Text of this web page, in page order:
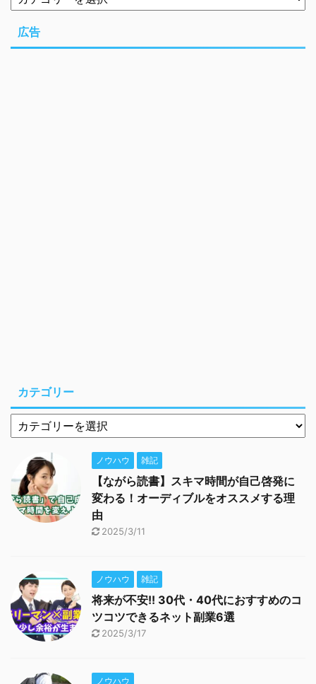
広告
カテゴリー
ノウハウ 雑記
【ながら読書】スキマ時間が自己啓発に
変わる！オーディブルをオススメする理
由
2025/3/11
ノウハウ 雑記
将来が不安!! 30代・40代におすすめのコ
ツコツできるネット副業6選
2025/3/17
ノウハウ